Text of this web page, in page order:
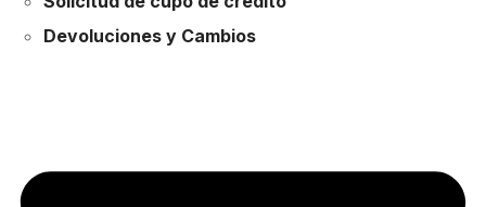
Devoluciones y Cambios